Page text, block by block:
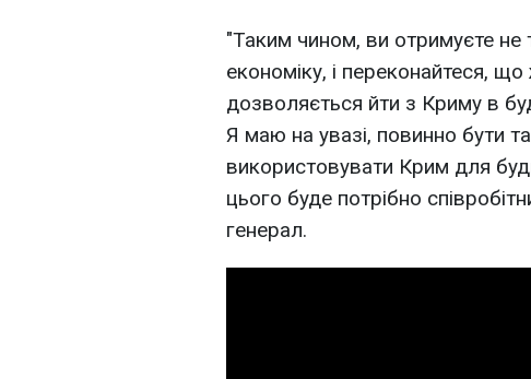
"Таким чином, ви отримуєте не
економіку, і переконайтеся,
дозволяється йти з Криму в
Я маю на увазі, повинно бути
використовувати Крим для
цього буде потрібно
генерал.